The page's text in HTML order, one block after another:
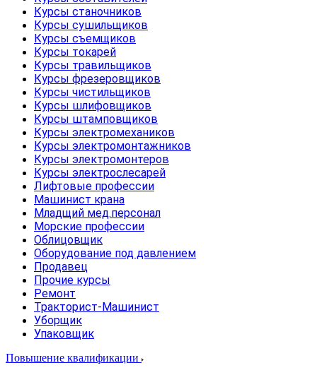
Курсы станочников
Курсы сушильщиков
Курсы съемщиков
Курсы токарей
Курсы травильщиков
Курсы фрезеровщиков
Курсы чистильщиков
Курсы шлифовщиков
Курсы штамповщиков
Курсы электромехаников
Курсы электромонтажников
Курсы электромонтеров
Курсы электрослесарей
Лифтовые профессии
Машинист крана
Младщий мед.персонал
Морские профессии
Облицовщик
Оборудование под давлением
Продавец
Прочие курсы
Ремонт
Тракторист-Машинист
Уборщик
Упаковщик
Повышение квалификации